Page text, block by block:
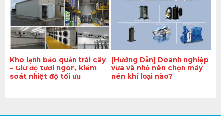
Kho lạnh bảo quản trái cây
– Giữ độ tươi ngon, kiểm
soát nhiệt độ tối ưu
[Hướng Dẫn] Doanh nghiệp
vừa và nhỏ nên chọn máy
nén khí loại nào?